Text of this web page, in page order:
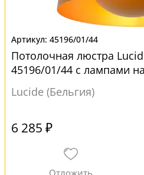
45196/01/44
Потолочная люстра
45196/01/44 с лампами
Lucide (Бельгия)
6 285 ₽